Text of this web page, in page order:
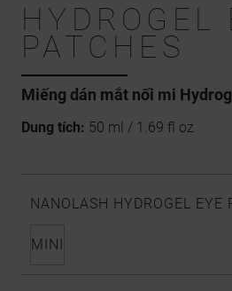
HYDROGEL
PATCHES
Miếng dán mắt nối mi
Dung tích: 50 ml / 1.69 fl oz
NANOLASH HYDROGEL EYE
MINI